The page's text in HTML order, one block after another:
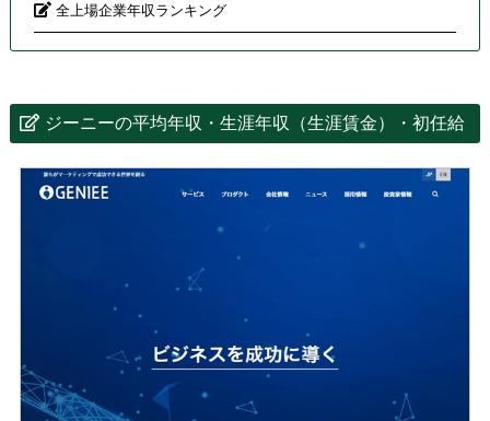
全上場企業年収ランキング
ジーニーの平均年収・生涯年収（生涯賃金）・初任給